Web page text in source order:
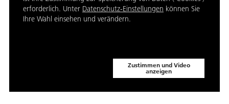
erforderlich. Unter Datenschutz-Einstellungen können Sie
Ihre Wahl einsehen und verändern.
Zustimmen und Video
anzeigen